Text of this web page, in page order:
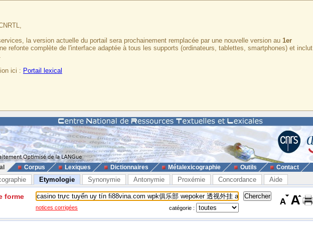
la version actuelle du portail sera prochainement remplacée par une nouvelle version au 1er
refonte complète de l'interface adaptée à tous les supports (ordinateurs, tablettes, smartphones) et inclut
ici : Portail lexical
Corpus Lexiques Dictionnaires Métalexicographie Outils Contact
Etymologie Synonymie Antonymie Proxémie Concordance Aide
forme
notices corrigées catégorie :